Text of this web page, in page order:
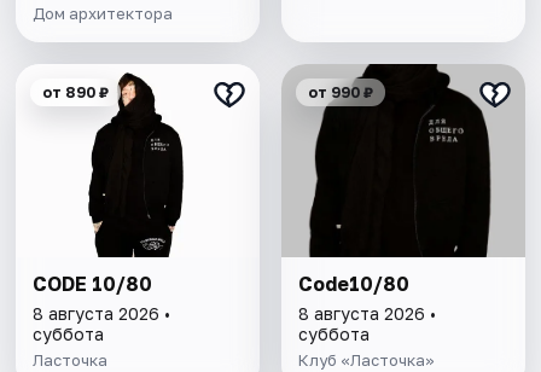
Дом архитектора
от 890 ₽
CODE 10/80
8 августа 2026 •
суббота
Ласточка
от 990 ₽
Code10/80
8 августа 2026 •
суббота
Клуб «Ласточка»